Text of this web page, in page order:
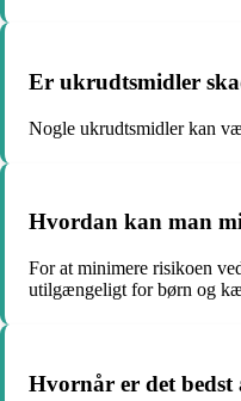
Er ukrudtsmidler
Nogle ukrudtsmidler kan
Hvordan kan man
For at minimere risikoen
utilgængeligt for børn og
Hvornår er det